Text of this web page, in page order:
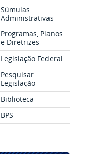
Súmulas
Administrativas
Programas, Planos
e Diretrizes
Legislação Federal
Pesquisar
Legislação
Biblioteca
BPS